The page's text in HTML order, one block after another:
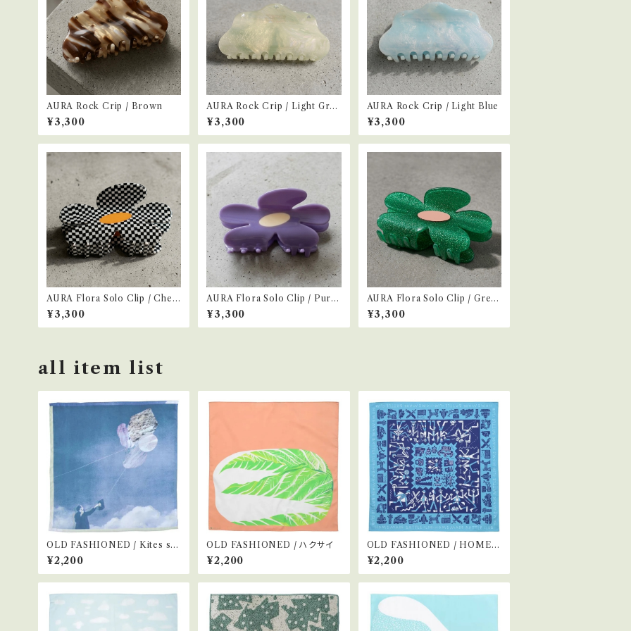
AURA Rock Crip / Brown
¥3,300
AURA Rock Crip / Light Gree
n
¥3,300
AURA Rock Crip / Light Blue
¥3,300
AURA Flora Solo Clip / Chec
ker
¥3,300
AURA Flora Solo Clip / Purpl
e
¥3,300
AURA Flora Solo Clip / Gree
n
¥3,300
all item list
OLD FASHIONED / Kites sail
high
¥2,200
OLD FASHIONED / ハクサイ
¥2,200
OLD FASHIONED / HOMEM
ADE BATTLE CLUB
¥2,200